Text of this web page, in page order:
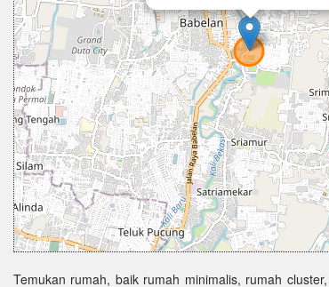
Temukan rumah, baik rumah minimalis, rumah